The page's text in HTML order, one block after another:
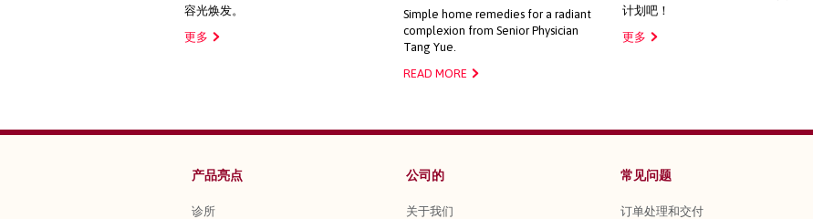
容光焕发。
更多
Simple home remedies for a radiant
complexion from Senior Physician
Tang Yue.
READ MORE
计划吧！
更多
产品亮点
诊所
公司的
关于我们
常见问题
订单处理和交付